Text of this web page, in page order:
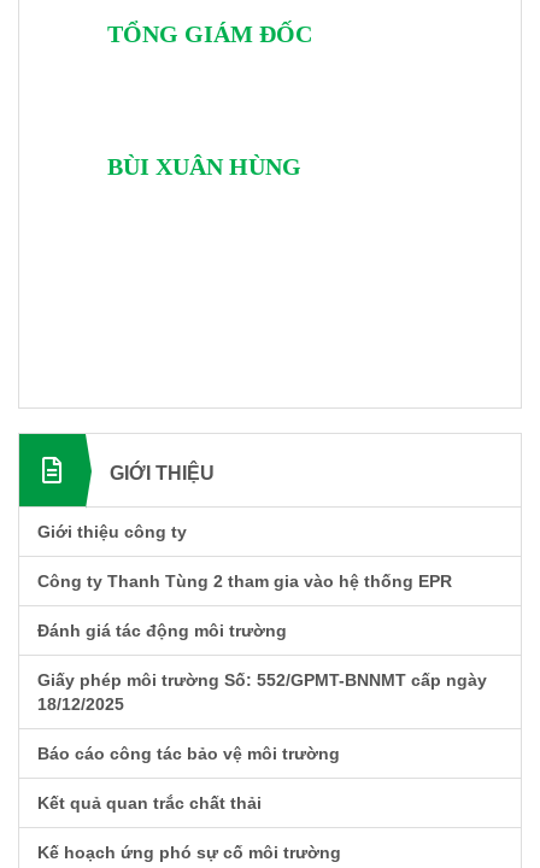
TỔNG GIÁM ĐỐC
BÙI XUÂN HÙNG
GIỚI THIỆU
Giới thiệu công ty
Công ty Thanh Tùng 2 tham gia vào hệ thống EPR
Đánh giá tác động môi trường
Giấy phép môi trường Số: 552/GPMT-BNNMT cấp ngày
18/12/2025
Báo cáo công tác bảo vệ môi trường
Kết quả quan trắc chất thải
Kế hoạch ứng phó sự cố môi trường